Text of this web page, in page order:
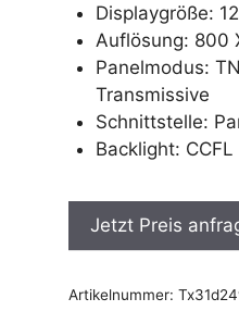
Displaygröße:
Auflösung: 800
Panelmodus:
Transmissive
Schnittstelle:
Backlight:
Jetzt Preis
Artikelnummer: